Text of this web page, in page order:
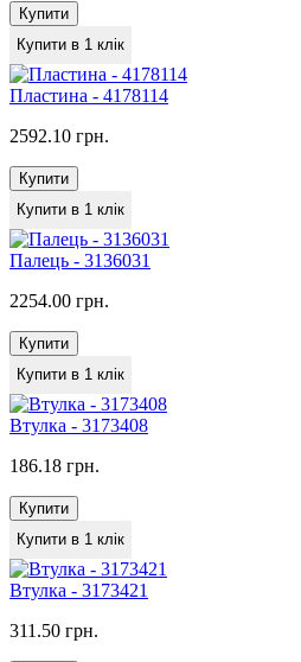
Купити
Купити в 1 клік
Пластина - 4178114
2592.10 грн.
Купити
Купити в 1 клік
Палець - 3136031
2254.00 грн.
Купити
Купити в 1 клік
Втулка - 3173408
186.18 грн.
Купити
Купити в 1 клік
Втулка - 3173421
311.50 грн.